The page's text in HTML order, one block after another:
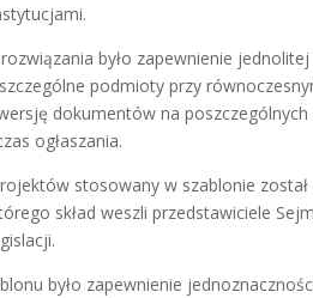
było zapewnienie
podmioty przy
dokumentów na
ogłaszania.
stosowany w szablonie
skład weszli przedstawiciele
było zapewnienie